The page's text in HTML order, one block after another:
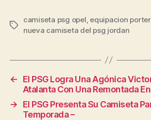
Etiquetas
camiseta psg opel equipacion
nueva camiseta del psg jordan
←
El PSG Logra Una Agónica
Atalanta Con Una Remontada
→
El PSG Presenta Su Camiseta
Temporada –